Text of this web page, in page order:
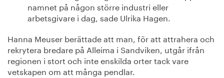
namnet på någon större industri eller
arbetsgivare i dag, sade Ulrika Hagen.
Hanna Meuser berättade att man, för att attrahera och
rekrytera bredare på Alleima i Sandviken, utgår ifrån
regionen i stort och inte enskilda orter tack vare
vetskapen om att många pendlar.